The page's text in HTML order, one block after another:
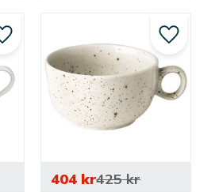
Lägg till i favoriter
404 kr425kr
Lägg